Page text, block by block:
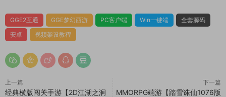
GGE2互通 GGE梦幻西游 PC客户端 Win一键端
全套源码
安卓
视频架设教程
上一篇
经典横版闯关手游【2D江湖之涧
下一篇
MMORPG端游【踏雪诛仙1076版